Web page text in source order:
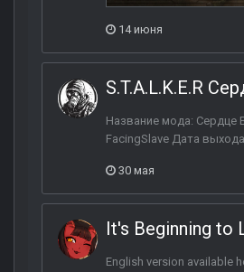
14 июня
S.T.A.L.K.E.R
Название мода: Сердце
FacingSlave Дата
30 мая
It's Beginning to
English version available